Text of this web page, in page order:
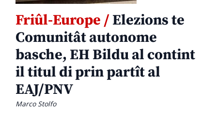
Friûl-Europe /Elezions te
Comunitât autonome
basche, EH Bildu al contint
il titul di prin partît al
EAJ/PNV
Marco Stolfo